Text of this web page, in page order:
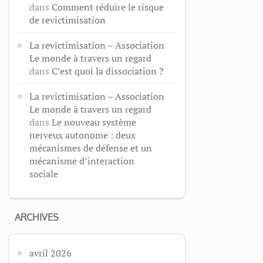
dans Comment réduire le risque
de revictimisation
La revictimisation – Association
Le monde à travers un regard
dans C’est quoi la dissociation ?
La revictimisation – Association
Le monde à travers un regard
dans Le nouveau système
nerveux autonome : deux
mécanismes de défense et un
mécanisme d’interaction
sociale
ARCHIVES
avril 2026